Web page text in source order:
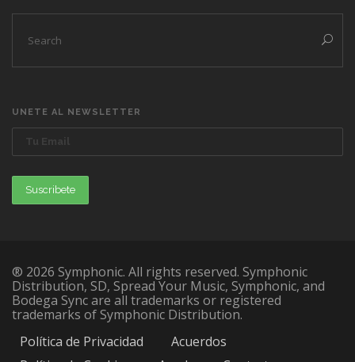
UNETE AL NEWSLETTER
® 2026 Symphonic. All rights reserved. Symphonic
Distribution, SD, Spread Your Music, Symphonic, and
Bodega Sync are all trademarks or registered
trademarks of Symphonic Distribution.
Política de Privacidad
Acuerdos